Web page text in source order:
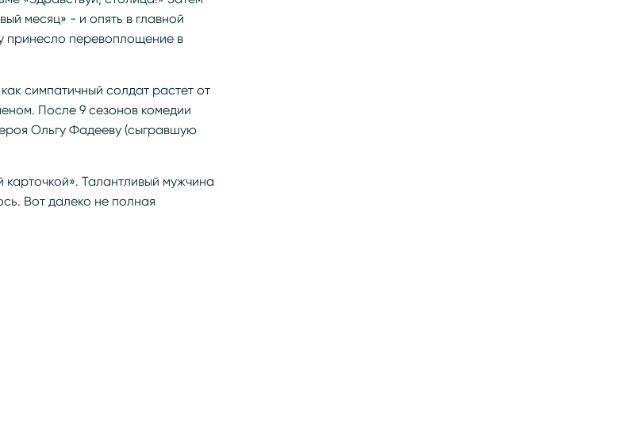
месяц» - и опять в главной
принесло перевоплощение в
симпатичный солдат растет от
После 9 сезонов комедии
Ольгу Фадееву (сыгравшую
карточкой». Талантливый мужчина
Вот далеко не полная